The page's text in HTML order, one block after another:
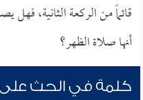
قائماً من الركعة الثانية، فهل
أنها صلاة الظهر؟
كلمة في الحث